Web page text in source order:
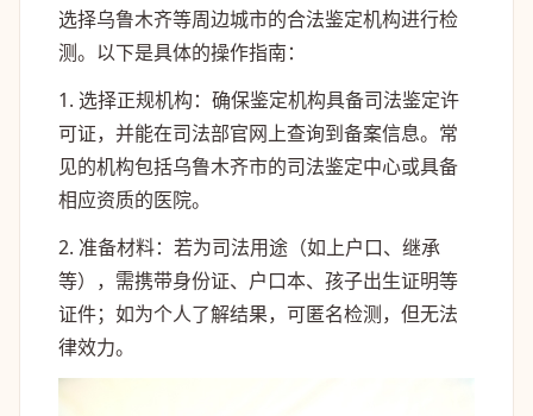
选择乌鲁木齐等周边城市的合法鉴定机构进行检
测。以下是具体的操作指南：
1. 选择正规机构：确保鉴定机构具备司法鉴定许
可证，并能在司法部官网上查询到备案信息。常
见的机构包括乌鲁木齐市的司法鉴定中心或具备
相应资质的医院。
2. 准备材料：若为司法用途（如上户口、继承
等），需携带身份证、户口本、孩子出生证明等
证件；如为个人了解结果，可匿名检测，但无法
律效力。